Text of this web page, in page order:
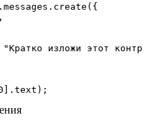
изложи этот